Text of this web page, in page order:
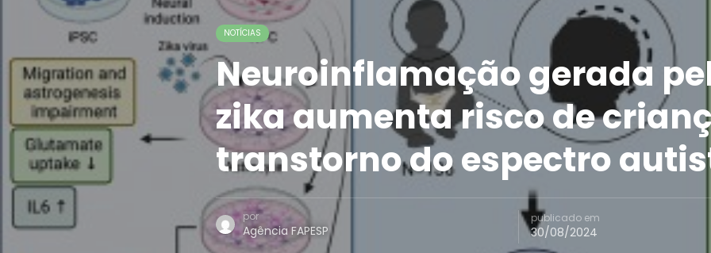
NOTÍCIAS
Neuroinflamação gerada
zika aumenta risco de
transtorno do espectro
por
Agência FAPESP
publicado em
30/08/2024